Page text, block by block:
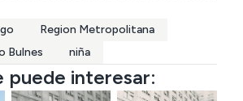
Region Metropolitana
Bulnes niña
puede interesar: